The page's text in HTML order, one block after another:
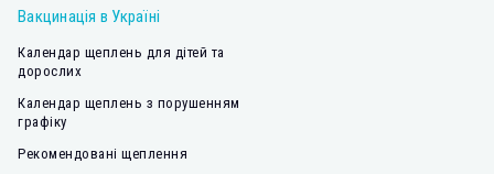
Вакцинація в Україні
Календар щеплень для дітей та
дорослих
Календар щеплень з порушенням
графіку
Рекомендовані щеплення